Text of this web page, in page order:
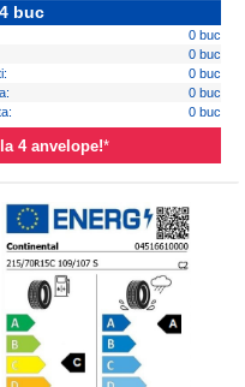
buc
0 buc
0 buc
0 buc
0 buc
0 buc
4 anvelope!*